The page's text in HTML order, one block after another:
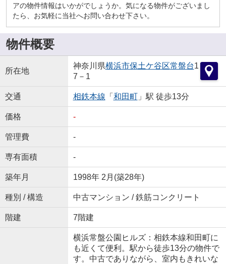
アの物件情報はいかがでしょうか。気になる物件がございまし
たら、お気軽に当社へお問い合わせ下さい。
物件概要
所在地
神奈川県横浜市保土ケ谷区常盤台1
7－1
交通 相鉄本線 「 和田町」駅 徒歩13分
価格 -
管理費 -
専有面積 -
築年月 1998年 2月(築28年)
種別 / 構造 中古マンション / 鉄筋コンクリート
階建 7階建
横浜常盤公園ヒルズ：相鉄本線和田町に
も近くて便利。駅から徒歩13分の物件で
す。中古でありながら、室内もきれいな